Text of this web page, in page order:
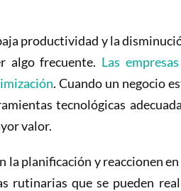
productividad y la
algo frecuente. Las
. Cuando un negocio
tecnológicas
valor.
la planificación y reaccionen
rutinarias que se pueden